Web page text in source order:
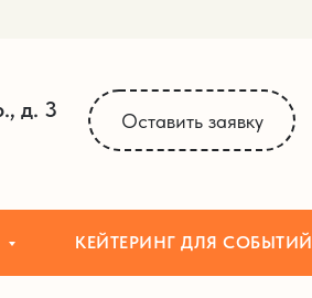
д. 3 Оставить заявку
КЕЙТЕРИНГ ДЛЯ СОБЫТИЙ